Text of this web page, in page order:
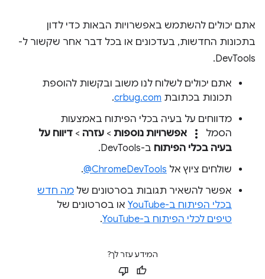
אתם יכולים להשתמש באפשרויות הבאות כדי לדון
בתכונות החדשות, בעדכונים או בכל דבר אחר שקשור ל-
DevTools.
אתם יכולים לשלוח לנו משוב ובקשות להוספת
תכונות בכתובת crbug.com
.
מדווחים על בעיה בכלי הפיתוח באמצעות
הסמל
more_vert אפשרויות נוספות > עזרה > דיווח על
בעיה בכלי הפיתוח ב-DevTools.
שולחים ציוץ אל ‎@ChromeDevTools
.
אפשר להשאיר תגובות בסרטונים של מה חדש
בכלי הפיתוח ב-YouTube
או בסרטונים של
טיפים לכלי הפיתוח ב-YouTube
.
המידע עזר לך?